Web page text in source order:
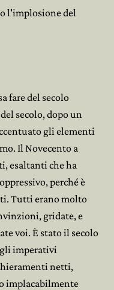
l'implosione del
fare del secolo
secolo, dopo un
gli elementi
Il Novecento a
esaltanti che ha
perché è
Tutti erano molto
gridate, e
voi. È stato il secolo
imperativi
netti,
implacabilmente